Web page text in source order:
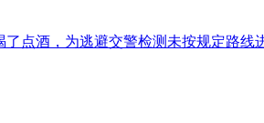
点酒，为逃避交警检测未按规定路线